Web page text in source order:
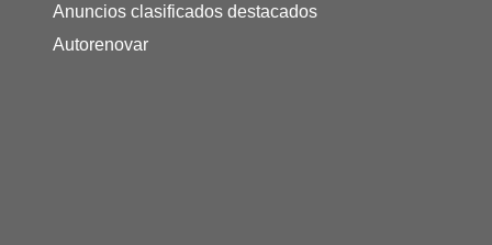
Anuncios clasificados destacados
Autorenovar